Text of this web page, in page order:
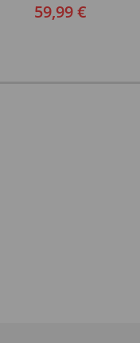
59,99 €